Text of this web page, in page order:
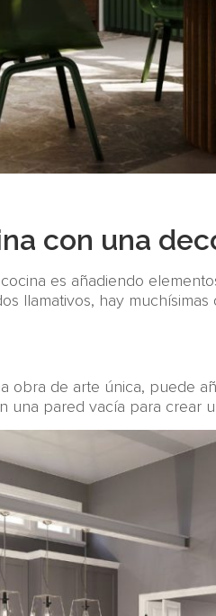
con una
es añadiendo
llamativos, hay
obra de arte única, puede
una pared vacía para crear